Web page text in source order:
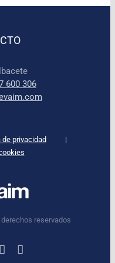
600 306
de privacidad
reservados
X YouTube